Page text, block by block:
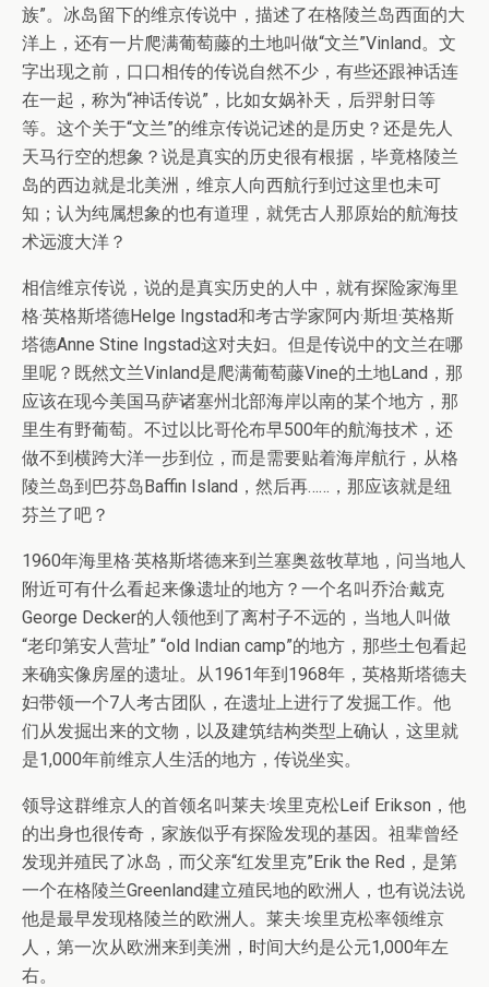
族”。冰岛留下的维京传说中，描述了在格陵兰岛西面的大
洋上，还有一片爬满葡萄藤的土地叫做“文兰”Vinland。文
字出现之前，口口相传的传说自然不少，有些还跟神话连
在一起，称为“神话传说”，比如女娲补天，后羿射日等
等。这个关于“文兰”的维京传说记述的是历史？还是先人
天马行空的想象？说是真实的历史很有根据，毕竟格陵兰
岛的西边就是北美洲，维京人向西航行到过这里也未可
知；认为纯属想象的也有道理，就凭古人那原始的航海技
术远渡大洋？
相信维京传说，说的是真实历史的人中，就有探险家海里
格·英格斯塔德Helge Ingstad和考古学家阿内·斯坦·英格斯
塔德Anne Stine Ingstad这对夫妇。但是传说中的文兰在哪
里呢？既然文兰Vinland是爬满葡萄藤Vine的土地Land，那
应该在现今美国马萨诸塞州北部海岸以南的某个地方，那
里生有野葡萄。不过以比哥伦布早500年的航海技术，还
做不到横跨大洋一步到位，而是需要贴着海岸航行，从格
陵兰岛到巴芬岛Baffin Island，然后再……，那应该就是纽
芬兰了吧？
1960年海里格·英格斯塔德来到兰塞奥兹牧草地，问当地人
附近可有什么看起来像遗址的地方？一个名叫乔治·戴克
George Decker的人领他到了离村子不远的，当地人叫做
“老印第安人营址” “old Indian camp”的地方，那些土包看起
来确实像房屋的遗址。从1961年到1968年，英格斯塔德夫
妇带领一个7人考古团队，在遗址上进行了发掘工作。他
们从发掘出来的文物，以及建筑结构类型上确认，这里就
是1,000年前维京人生活的地方，传说坐实。
领导这群维京人的首领名叫莱夫·埃里克松Leif Erikson，他
的出身也很传奇，家族似乎有探险发现的基因。祖辈曾经
发现并殖民了冰岛，而父亲“红发里克”Erik the Red，是第
一个在格陵兰Greenland建立殖民地的欧洲人，也有说法说
他是最早发现格陵兰的欧洲人。莱夫·埃里克松率领维京
人，第一次从欧洲来到美洲，时间大约是公元1,000年左
右。